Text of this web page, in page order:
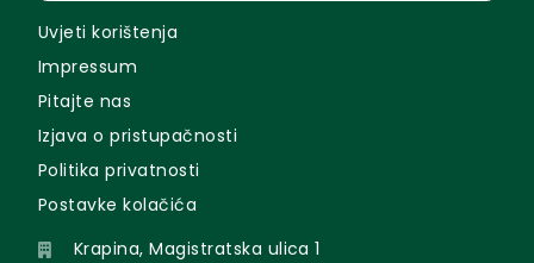
Uvjeti korištenja
Impressum
Pitajte nas
Izjava o pristupačnosti
Politika privatnosti
Postavke kolačića
Krapina, Magistratska ulica 1